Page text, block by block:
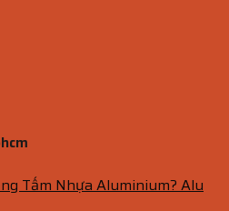
Tấm Nhựa Aluminium? Alu